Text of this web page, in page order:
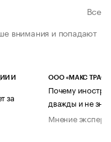
Все
внимания и попадают
И
за
ООО «МАКС ТРАСТ»
Почему
дважды и не
Мнение